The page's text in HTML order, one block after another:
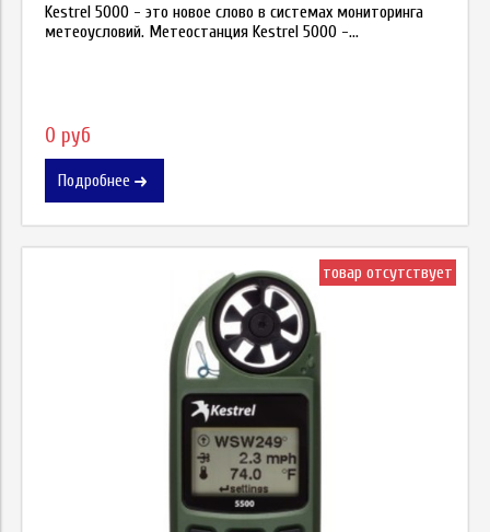
Kestrel 5000 - это новое слово в системах мониторинга
метеоусловий. Метеостанция Kestrel 5000 -...
0 руб
Подробнее
товар отсутствует